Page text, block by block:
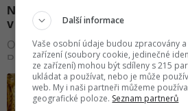
Další informace
Vaše osobní údaje budou zpracovány
zařízení (soubory cookie, jedinečné
ze zařízení) mohou být sdíleny s 215
ukládat a používat, nebo je může
web. My i naši partneři můžeme
geografické poloze. Seznam partnerů